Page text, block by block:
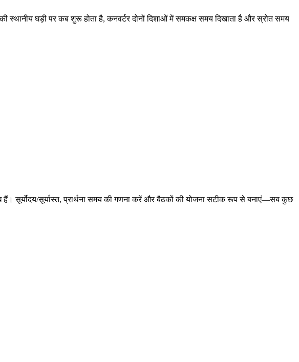
स्थानीय घड़ी पर कब शुरू होता है, कनवर्टर दोनों दिशाओं में समकक्ष समय दिखाता है और स्रोत समय
सूर्योदय/सूर्यास्त, प्रार्थना समय की गणना करें और बैठकों की योजना सटीक रूप से बनाएं—सब कुछ